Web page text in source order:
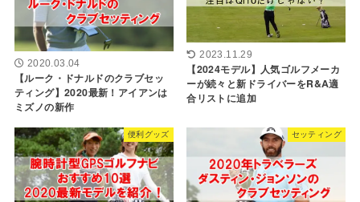
2020.03.04
【ルーク・ドナルドのクラブセッ
ティング】2020最新！アイアンは
ミズノの新作
2023.11.29
【2024モデル】人気ゴルフメーカ
ーが続々と新ドライバーをR&A適
合リストに追加
便利グッズ セッティング